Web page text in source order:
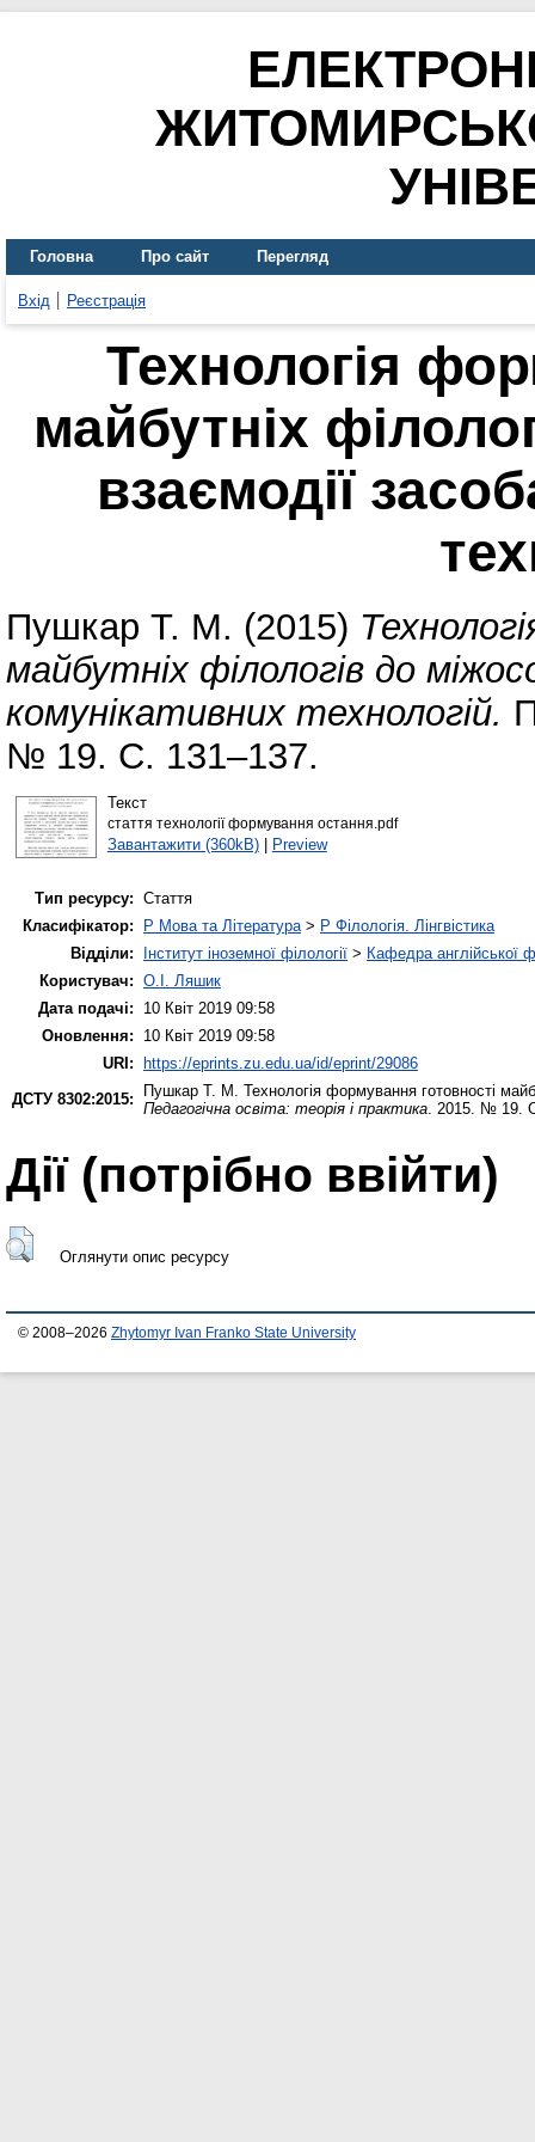
Головна Про сайт Перегляд
Вхід Реєстрація
Технологія
майбутніх
взаємодії
Пушкар Т. М. (2015)
майбутніх філологів до
комунікативних технологій.
№ 19. С. 131–137.
Текст
стаття технології формування остання.pdf
Завантажити (360kB)| Preview
Тип ресурсу: Стаття
Класифікатор:
P Мова та Література> P Філологія. Лінгвістика
Відділи:
Інститут іноземної філології > Кафедра англійської
Користувач: О.І. Ляшик
Дата подачі:
10 Квіт 2019 09:58
Оновлення:
10 Квіт 2019 09:58
URI:
https://eprints.zu.edu.ua/id/eprint/29086
ДСТУ 8302:2015:
Пушкар Т. М. Технологія формування готовності
Педагогічна освіта: теорія і практика. 2015. № 19.
Дії ​​(потрібно ввійти)
Оглянути опис ресурсу
© 2008–2026 Zhytomyr Ivan Franko State University